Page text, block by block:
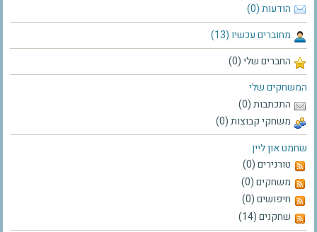
הודעות (0)
מחוברים עכשיו (13)
החברים שלי (0)
המשחקים שלי
התכתבות (0)
משחקי קבוצות (0)
שחמט און ליין
טורנירים (0)
משחקים (0)
חיפושים (0)
שחקנים (14)